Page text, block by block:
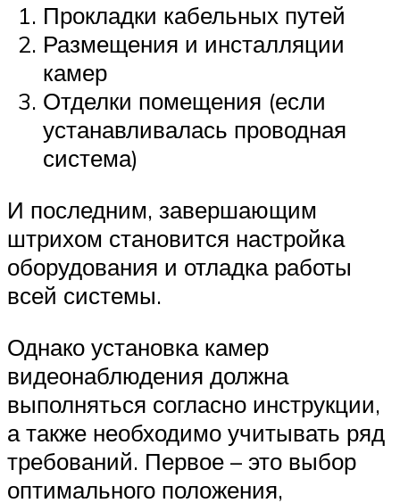
Прокладки кабельных путей
Размещения и инсталляции
камер
Отделки помещения (если
устанавливалась проводная
система)
И последним, завершающим
штрихом становится настройка
оборудования и отладка работы
всей системы.
Однако установка камер
видеонаблюдения должна
выполняться согласно инструкции,
а также необходимо учитывать ряд
требований. Первое – это выбор
оптимального положения,